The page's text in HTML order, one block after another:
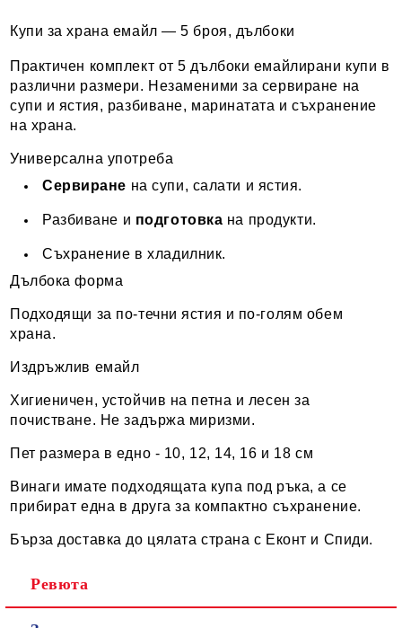
Купи за храна емайл — 5 броя, дълбоки
Практичен комплект от 5 дълбоки емайлирани купи в
различни размери. Незаменими за сервиране на
супи и ястия, разбиване, маринатата и съхранение
на храна.
Универсална употреба
Сервиране на супи, салати и ястия.
Разбиване и подготовка на продукти.
Съхранение в хладилник.
Дълбока форма
Подходящи за по-течни ястия и по-голям обем
храна.
Издръжлив емайл
Хигиеничен, устойчив на петна и лесен за
почистване. Не задържа миризми.
Пет размера в едно - 10, 12, 14, 16 и 18 см
Винаги имате подходящата купа под ръка, а се
прибират една в друга за компактно съхранение.
Бърза доставка до цялата страна с Еконт и Спиди.
Ревюта